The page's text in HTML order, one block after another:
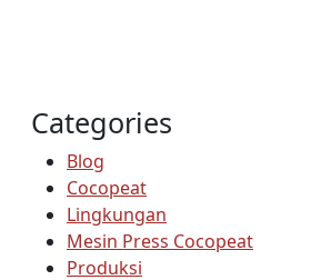
Categories
Blog
Cocopeat
Lingkungan
Mesin Press Cocopeat
Produksi